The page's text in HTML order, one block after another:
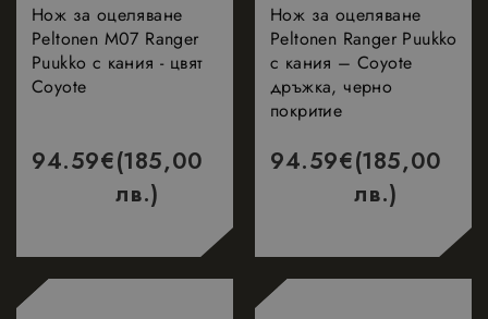
Нож за оцеляване
Peltonen M07 Ranger
Puukko с кания - цвят
Coyote
94.59€(185,00
лв.)
Нож за оцеляване
Peltonen Ranger Puukko
с кания – Coyote
дръжка, черно
покритие
94.59€(185,00
лв.)